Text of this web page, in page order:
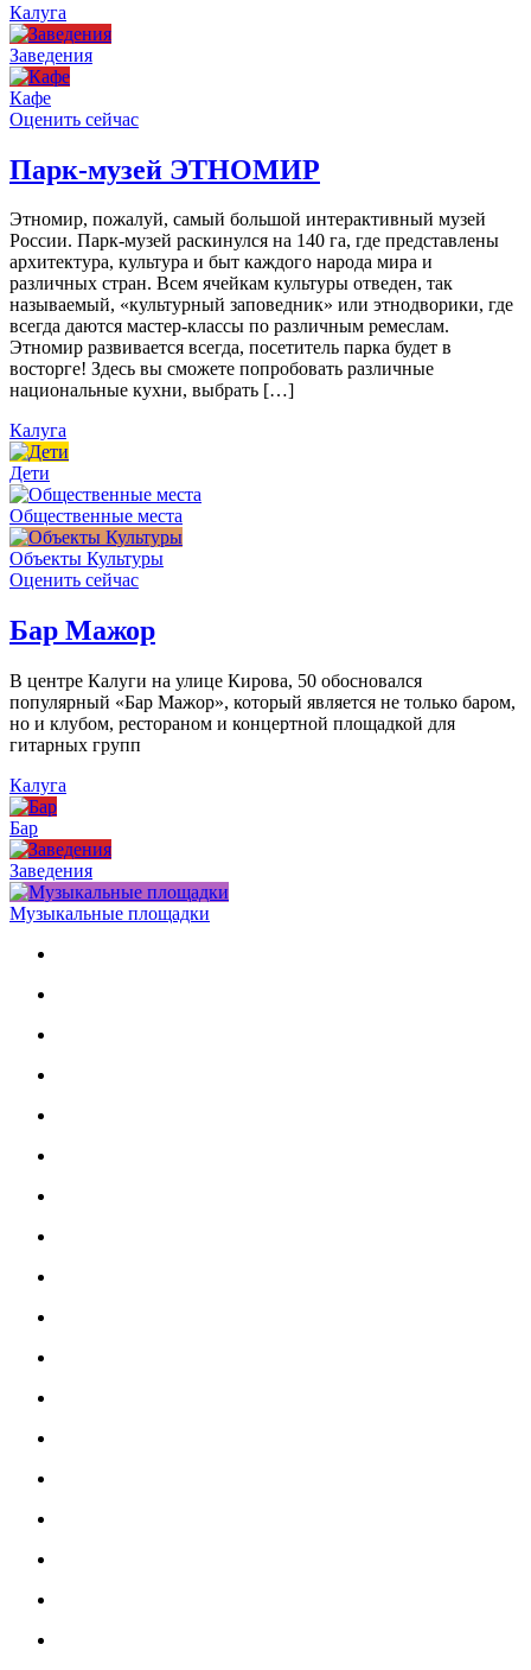
Калуга
Заведения
Кафе
Оценить сейчас
Парк-музей ЭТНОМИР
Этномир, пожалуй, самый большой интерактивный музей
России. Парк-музей раскинулся на 140 га, где представлены
архитектура, культура и быт каждого народа мира и
различных стран. Всем ячейкам культуры отведен, так
называемый, «культурный заповедник» или этнодворики, где
всегда даются мастер-классы по различным ремеслам.
Этномир развивается всегда, посетитель парка будет в
восторге! Здесь вы сможете попробовать различные
национальные кухни, выбрать […]
Калуга
Дети
Общественные места
Объекты Культуры
Оценить сейчас
Бар Мажор
В центре Калуги на улице Кирова, 50 обосновался
популярный «Бар Мажор», который является не только баром,
но и клубом, рестораном и концертной площадкой для
гитарных групп
Калуга
Бар
Заведения
Музыкальные площадки